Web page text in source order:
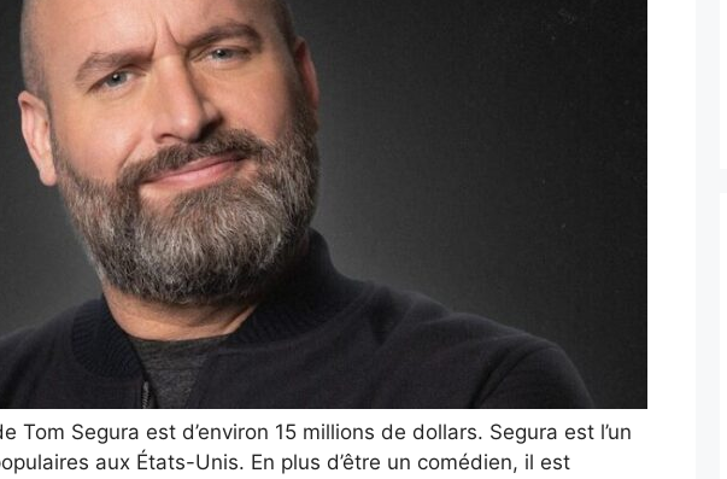
Tom Segura est d’environ 15 millions de dollars. Segura est l’un
aux États-Unis. En plus d’être un comédien, il est